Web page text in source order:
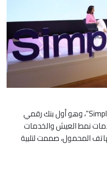
أطلقت مجموعة “التجاري وفابنك”، “Simple”، وهو أول بنك رقمي
نمط العيش والخدمات
المحمول، صممت لتلبية